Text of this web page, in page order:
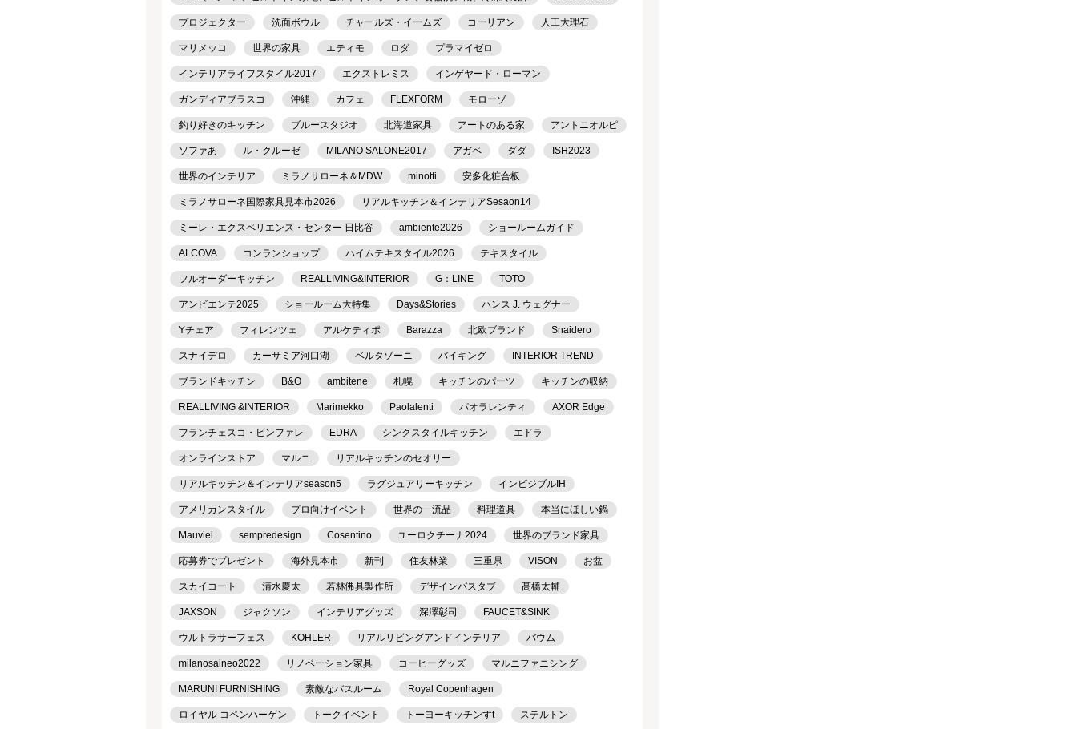
プロジェクター 洗面ボウル チャールズ・イームズ コーリアン 人工大理石
マリメッコ 世界の家具 エティモ ロダ プラマイゼロ
インテリアライフスタイル2017 エクストレミス インゲヤード・ローマン
ガンディアブラスコ 沖縄 カフェ FLEXFORM モローゾ
釣り好きのキッチン ブルースタジオ 北海道家具 アートのある家 アントニオルピ
ソファあ ル・クルーゼ MILANO SALONE2017 アガペ ダダ ISH2023
世界のインテリア ミラノサローネ＆MDW minotti 安多化粧合板
ミラノサローネ国際家具見本市2026 リアルキッチン＆インテリアSesaon14
ミーレ・エクスペリエンス・センター 日比谷 ambiente2026 ショールームガイド
ALCOVA コンランショップ ハイムテキスタイル2026 テキスタイル
フルオーダーキッチン REALLIVING&INTERIOR G：LINE TOTO
アンビエンテ2025 ショールーム大特集 Days&Stories ハンス J. ウェグナー
Yチェア フィレンツェ アルケティポ Barazza 北欧ブランド Snaidero
スナイデロ カーサミア河口湖 ベルタゾーニ バイキング INTERIOR TREND
ブランドキッチン B&O ambitene 札幌 キッチンのパーツ キッチンの収納
REALLIVING &INTERIOR Marimekko Paolalenti パオラレンティ AXOR Edge
フランチェスコ・ビンファレ EDRA シンクスタイルキッチン エドラ
オンラインストア マルニ リアルキッチンのセオリー
リアルキッチン＆インテリアseason5 ラグジュアリーキッチン インビジブルIH
アメリカンスタイル プロ向けイベント 世界の一流品 料理道具 本当にほしい鍋
Mauviel sempredesign Cosentino ユーロクチーナ2024 世界のブランド家具
応募券でプレゼント 海外見本市 新刊 住友林業 三重県 VISON お盆
スカイコート 清水慶太 若林佛具製作所 デザインバスタブ 髙橋太輔
JAXSON ジャクソン インテリアグッズ 深澤彰司 FAUCET&SINK
ウルトラサーフェス KOHLER リアルリビングアンドインテリア バウム
milanosalneo2022 リノベーション家具 コーヒーグッズ マルニファニシング
MARUNI FURNISHING 素敵なバスルーム Royal Copenhagen
ロイヤル コペンハーゲン トークイベント トーヨーキッチンすt ステルトン